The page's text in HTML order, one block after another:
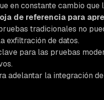
en constante cambio
de referencia para
tradicionales no
exfiltración de datos.
para las pruebas
adelantar la integración